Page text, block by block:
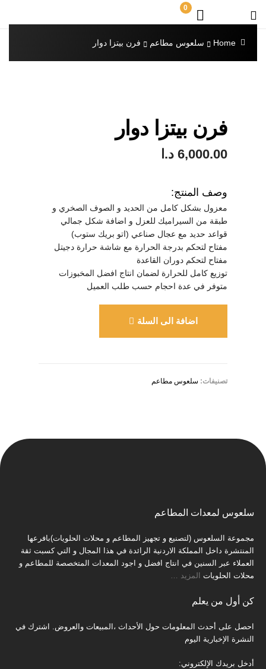
0
Home سلعوس مطاعم فرن بيتزا دوار
فرن بيتزا دوار
6,000.00 د.ا
وصف المنتج:
معزول بشكل كامل من الحديد و الصوف الصخري و
طبقة من السيراميك للعزل و اضافة شكل جمالي
قواعد حديد مع عجال صناعي (اتو بريك ستوب)
مفتاح لتحكم بدرجة الحرارة مع شاشة حرارة دجيتل
مفتاح لتحكم دوران القاعدة
توزيع كامل للحرارة لضمان انتاج افضل المخبوزات
متوفر في عدة احجام حسب طلب العميل
اضافة الى السلة
تصنيفات: سلعوس مطاعم
سلعوس لمعدات المطاعم
مجموعة السلعوس (لتصنيع و تجهيز المطاعم و محلات الحلويات)بافرعها
المنتشرة داخل المملكة الاردنية الرائدة في هذا المجال و التي كسبت ثقة
العملاء عبر السنين في انتاج افضل و اجود المعدات المتخصصة للمطاعم و
محلات الحلويات المزيد
كن أول من يعلم
احصل على أحدث المعلومات حول الأحداث ،المبيعات والعروض. اشترك في
النشرة الإخبارية اليوم
أدخل بريدك الإلكتروني: